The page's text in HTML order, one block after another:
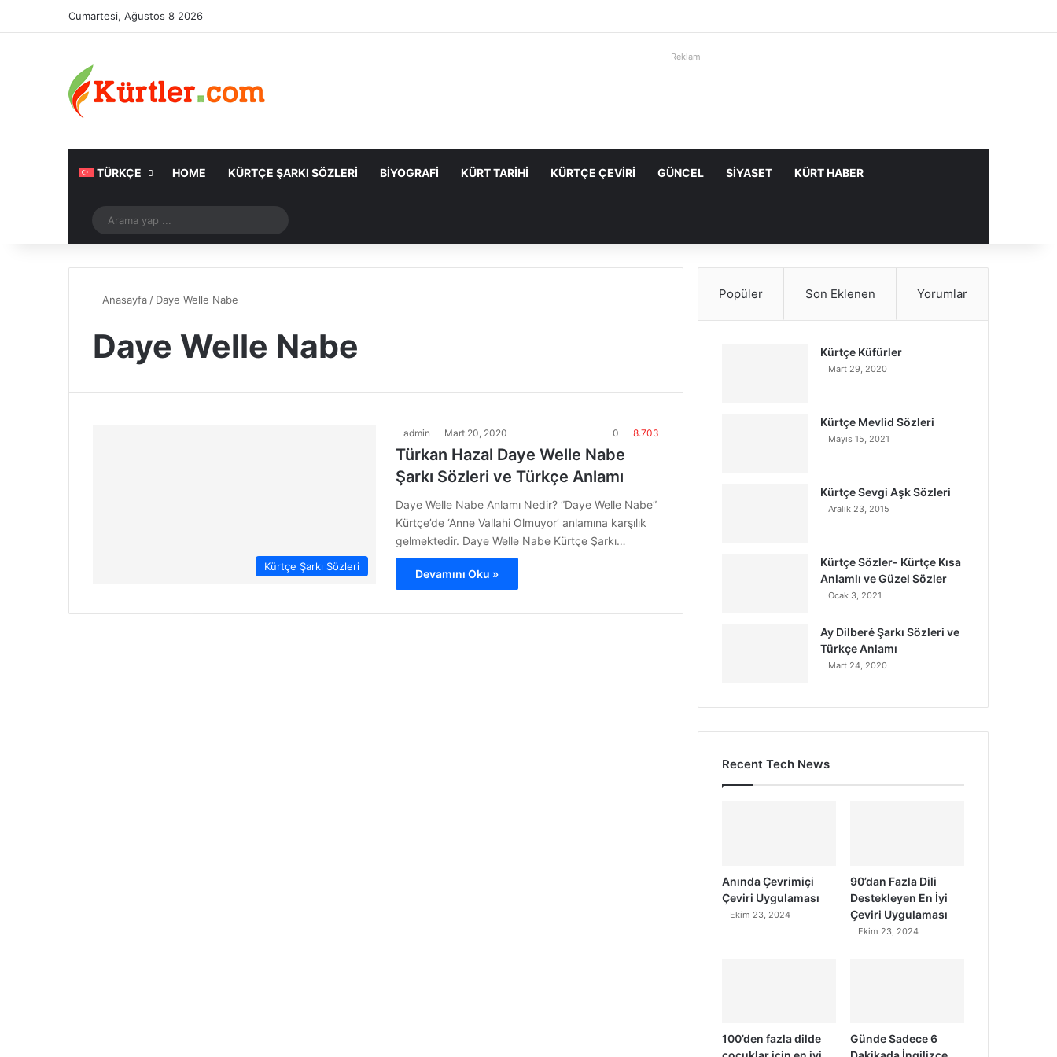
Cumartesi, Ağustos 8 2026
Reklam
TÜRKÇE HOME KÜRTÇE ŞARKI SÖZLERI BIYOGRAFI KÜRT TARIHI KÜRTÇE ÇEVIRI GÜNCEL SIYASET KÜRT HABER
Rastgele Makale
yap
Anasayfa / Daye Welle Nabe
Daye Welle Nabe
Kürtçe Şarkı Sözleri
admin Mart 20, 2020 0 8.703
Türkan Hazal Daye Welle Nabe
Şarkı Sözleri ve Türkçe Anlamı
Daye Welle Nabe Anlamı Nedir? ”Daye Welle Nabe”
Kürtçe’de ‘Anne Vallahi Olmuyor’ anlamına karşılık
gelmektedir. Daye Welle Nabe Kürtçe Şarkı…
Devamını Oku »
Popüler Son Eklenen Yorumlar
Kürtçe Küfürler
Mart 29, 2020
Kürtçe Mevlid Sözleri
Mayıs 15, 2021
Kürtçe Sevgi Aşk Sözleri
Aralık 23, 2015
Kürtçe Sözler- Kürtçe Kısa
Anlamlı ve Güzel Sözler
Ocak 3, 2021
Ay Dilberé Şarkı Sözleri ve
Türkçe Anlamı
Mart 24, 2020
Recent Tech News
Anında Çevrimiçi
Çeviri Uygulaması
Ekim 23, 2024
90’dan Fazla Dili
Destekleyen En İyi
Çeviri Uygulaması
Ekim 23, 2024
100’den fazla dilde
Günde Sadece 6